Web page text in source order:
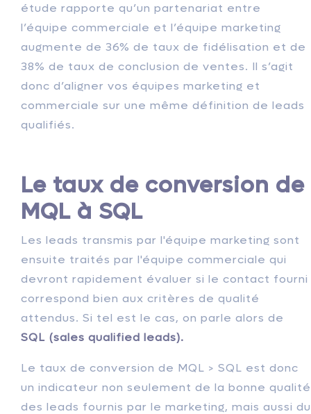
étude rapporte qu’un partenariat entre
l’équipe commerciale et l’équipe marketing
augmente de 36% de taux de fidélisation et de
38% de taux de conclusion de ventes. Il s’agit
donc d’aligner vos équipes marketing et
commerciale sur une même définition de leads
qualifiés.
Le taux de conversion de
MQL à SQL
Les leads transmis par l'équipe marketing sont
ensuite traités par l'équipe commerciale qui
devront rapidement évaluer si le contact fourni
correspond bien aux critères de qualité
attendus. Si tel est le cas, on parle alors de
SQL (sales qualified leads).
Le taux de conversion de MQL > SQL est donc
un indicateur non seulement de la bonne qualité
des leads fournis par le marketing, mais aussi du